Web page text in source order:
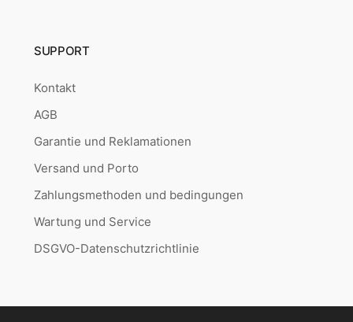
SUPPORT
Kontakt
AGB
Garantie und Reklamationen
Versand und Porto
Zahlungsmethoden und bedingungen
Wartung und Service
DSGVO-Datenschutzrichtlinie